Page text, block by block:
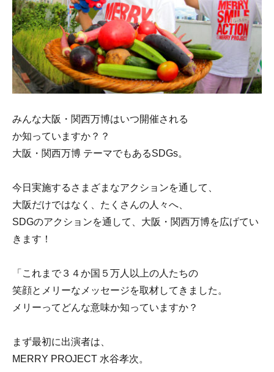
みんな大阪・関西万博はいつ開催される
か知っていますか？？
大阪・関西万博 テーマでもあるSDGs。
今日実施するさまざまなアクションを通して、
大阪だけではなく、たくさんの人々へ、
SDGのアクションを通して、大阪・関西万博を広げてい
きます！
「これまで３４か国５万人以上の人たちの
笑顔とメリーなメッセージを取材してきました。
メリーってどんな意味か知っていますか？
まず最初に出演者は、
MERRY PROJECT 水谷孝次。